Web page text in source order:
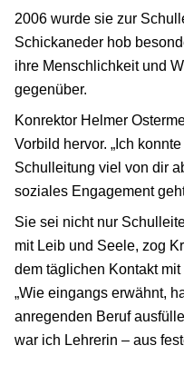
2006 wurde sie zur
Schickaneder hob
ihre Menschlichkeit und
gegenüber.
Konrektor Helmer
Vorbild hervor. „Ich
Schulleitung viel von dir
soziales Engagement
Sie sei nicht nur
mit Leib und Seele, zog
dem täglichen Kontakt
„Wie eingangs erwähnt,
anregenden Beruf
war ich Lehrerin – aus